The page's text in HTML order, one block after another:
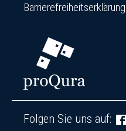
Barrierefreiheitserklärung
Folgen Sie uns auf: